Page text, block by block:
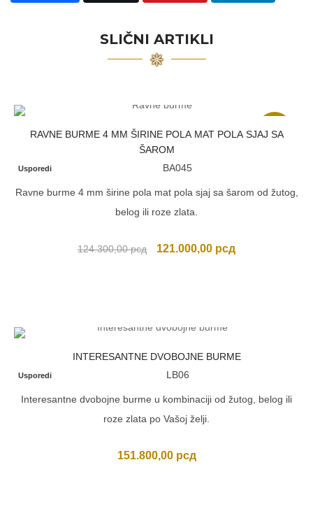
SLIČNI ARTIKLI
Akcija
RAVNE BURME 4 MM ŠIRINE POLA MAT POLA SJAJ SA
ŠAROM
Usporedi BA045
Ravne burme 4 mm širine pola mat pola sjaj sa šarom od žutog,
belog ili roze zlata.
124.300,00рсд
Originalna
121.000,00 рсд
INTERESANTNE DVOBOJNE BURME
Usporedi LB06
Interesantne dvobojne burme u kombinaciji od žutog, belog ili
roze zlata po Vašoj želji.
151.800,00 рсд